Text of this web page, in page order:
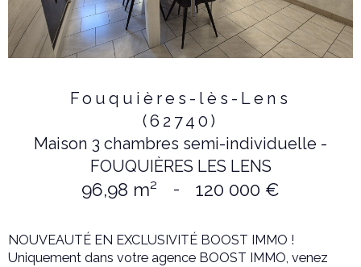
Fouquières-lès-Lens
(62740)
Maison 3 chambres semi-individuelle -
FOUQUIÈRES LES LENS
96,98 m² - 120 000 €
NOUVEAUTÉ EN EXCLUSIVITÉ BOOST IMMO !
Uniquement dans votre agence BOOST IMMO, venez